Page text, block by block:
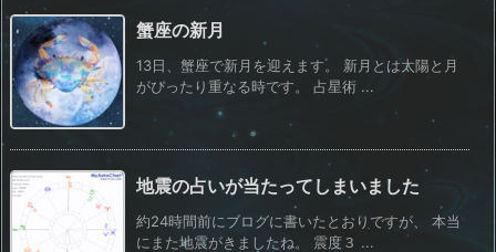
蟹座の新月
13日、蟹座で新月を迎えます。 新月とは太陽と月
がぴったり重なる時です。 占星術 ...
地震の占いが当たってしまいました
約24時間前にブログに書いたとおりですが、 本当
にまた地震がきましたね。 震度３ ...